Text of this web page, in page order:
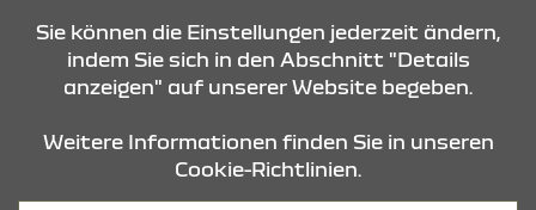
Sie können die Einstellungen jederzeit ändern,
indem Sie sich in den Abschnitt "Details
anzeigen" auf unserer Website begeben.
Weitere Informationen finden Sie in unseren
Cookie-Richtlinien.